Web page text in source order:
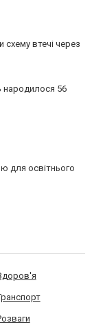
схему втечі через
народилося 56
для освітнього